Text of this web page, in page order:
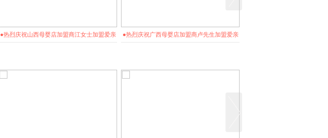
●热烈庆祝山西母婴店加盟商江女士加盟爱亲 ●热烈庆祝广西母婴店加盟商卢先生加盟爱亲